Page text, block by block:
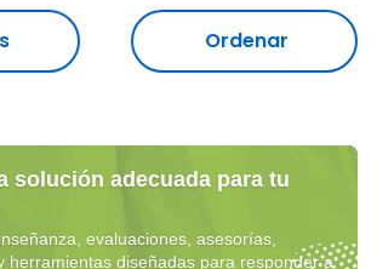
Ordenar
solución adecuada para tu
evaluaciones, asesorías,
herramientas diseñadas para responder a